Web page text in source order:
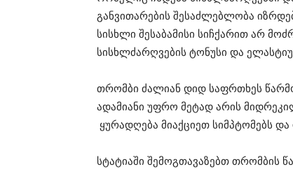
განვითარების შესაძლებლობა
სისხლი შესაბამისი სიჩქარით არ
სისხლძარღვების ტონუსი და
თრომბი ძალიან დიდ საფრთხეს
ადამიანი უფრო მეტად არის
ყურადღება მიაქციეთ
სტატიაში შემოგთავაზებთ თრომბის